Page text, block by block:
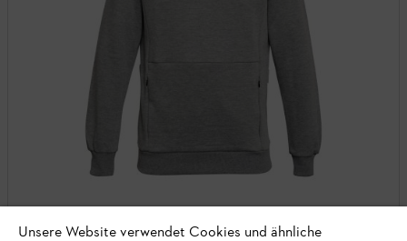
Unsere Website verwendet Cookies und ähnliche